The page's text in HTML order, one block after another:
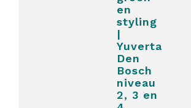
en
styling
|
Yuverta
Den
Bosch
niveau
2, 3 en